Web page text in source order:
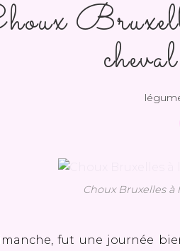
Choux Bruxelles à
fut une journée